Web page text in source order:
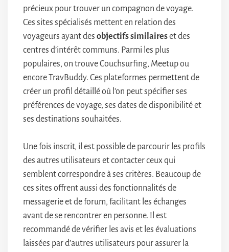
précieux pour trouver un compagnon de voyage.
Ces sites spécialisés mettent en relation des
voyageurs ayant des objectifs similaireset des
centres d’intérêt communs. Parmi les plus
populaires, on trouve Couchsurfing, Meetup ou
encore TravBuddy. Ces plateformes permettent de
créer un profil détaillé où l’on peut spécifier ses
préférences de voyage, ses dates de disponibilité et
ses destinations souhaitées.
Une fois inscrit, il est possible de parcourir les profils
des autres utilisateurs et contacter ceux qui
semblent correspondre à ses critères. Beaucoup de
ces sites offrent aussi des fonctionnalités de
messagerie et de forum, facilitant les échanges
avant de se rencontrer en personne. Il est
recommandé de vérifier les avis et les évaluations
laissées par d’autres utilisateurs pour assurer la